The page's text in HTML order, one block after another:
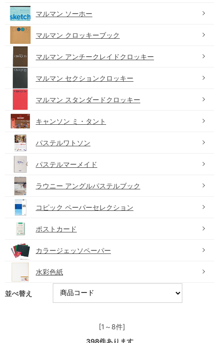
マルマン ソーホー
マルマン クロッキーブック
マルマン アンチークレイドクロッキー
マルマン セクションクロッキー
マルマン スタンダードクロッキー
キャンソン ミ・タント
パステルワトソン
パステルマーメイド
ラウニー アングルパステルブック
コピック ペーパーセレクション
ポストカード
カラージェッソペーパー
水彩色紙
並べ替え
[1～8件]
398件あります